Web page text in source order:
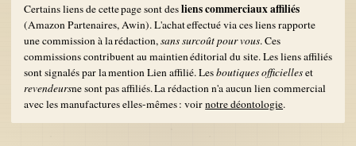
Certains liens de cette page sont desliens commerciaux affiliés
(Amazon Partenaires, Awin). L'achat effectué via ces liens rapporte
une commission à la rédaction,sans surcoût pour vous. Ces
commissions contribuent au maintien éditorial du site. Les liens affiliés
sont signalés par la mentionLien affilié. Lesboutiques officielleset
revendeursne sont pas affiliés. La rédaction n'a aucun lien commercial
avec les manufactures elles-mêmes : voirnotre déontologie.